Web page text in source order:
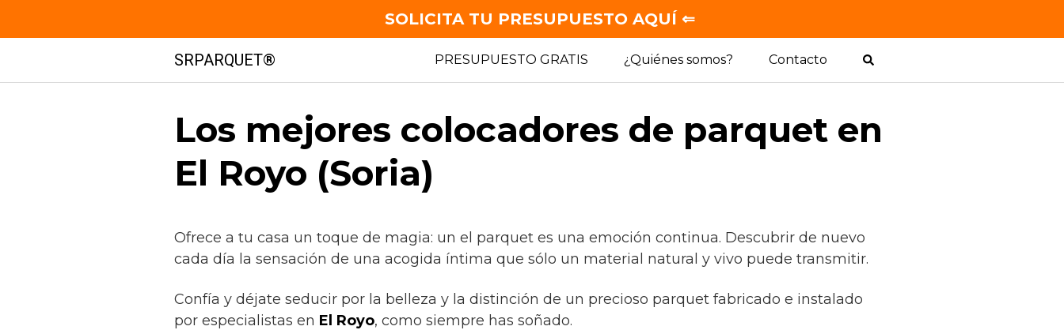
contenido
SRPARQUET® PRESUPUESTO GRATIS ¿Quiénes somos? Contacto
Los mejores colocadores de parquet en
El Royo (Soria)
Ofrece a tu casa un toque de magia: un el parquet es una emoción continua. Descubrir de nuevo
cada día la sensación de una acogida íntima que sólo un material natural y vivo puede transmitir.
Confía y déjate seducir por la belleza y la distinción de un precioso parquet fabricado e instalado
por especialistas en El Royo, como siempre has soñado.
SOLICITA TU PRESUPUESTO AQUÍ ⇐